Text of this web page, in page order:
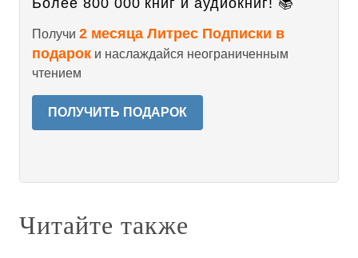
Более 800 000 книг и аудиокниг! 📚
Получи 2 месяца Литрес Подписки в
подарок и наслаждайся неограниченным
чтением
ПОЛУЧИТЬ ПОДАРОК
Читайте также